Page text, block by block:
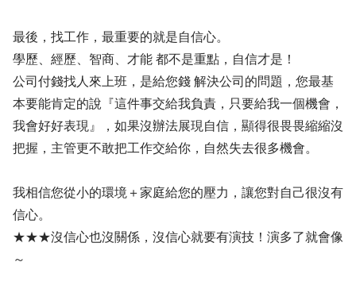
最後，找工作，最重要的就是自信心。
學歷、經歷、智商、才能 都不是重點，自信才是！
公司付錢找人來上班，是給您錢 解決公司的問題，您最基
本要能肯定的說『這件事交給我負責，只要給我一個機會，
我會好好表現』，如果沒辦法展現自信，顯得很畏畏縮縮沒
把握，主管更不敢把工作交給你，自然失去很多機會。
我相信您從小的環境＋家庭給您的壓力，讓您對自己很沒有
信心。
★★★沒信心也沒關係，沒信心就要有演技！演多了就會像
～